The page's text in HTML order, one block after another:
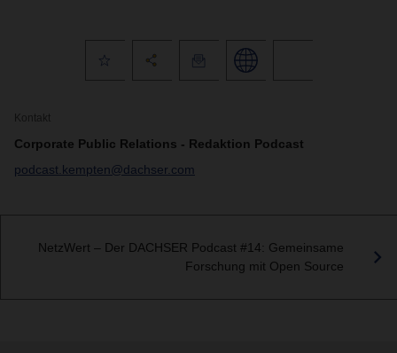
Kontakt
Corporate Public Relations - Redaktion Podcast
podcast.kempten@dachser.com
NetzWert – Der DACHSER Podcast #14: Gemeinsame
Forschung mit Open Source